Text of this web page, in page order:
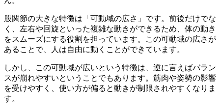
股関節の大きな特徴は「可動域の広さ」です。前後だけでな
く、左右や回旋といった複雑な動きができるため、体の動き
をスムーズにする役割を担っています。この可動域の広さが
あることで、人は自由に動くことができています。
しかし、この可動域が広いという特徴は、逆に言えばバラン
スが崩れやすいということでもあります。筋肉や姿勢の影響
を受けやすく、使い方が偏ると動きが制限されやすくなりま
す。